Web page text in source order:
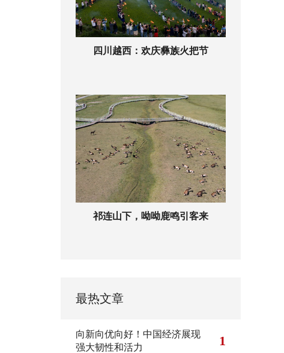
四川越西：欢庆彝族火把节
祁连山下，呦呦鹿鸣引客来
最热文章
向新向优向好！中国经济展现
强大韧性和活力
1